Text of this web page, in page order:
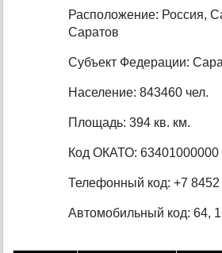
Расположение: Россия,
Саратов
Субъект Федерации:
Население: 843460 чел.
Площадь: 394 кв. км.
Код ОКАТО: 63401000000
Телефонный код: +7 8452
Автомобильный код: 64,